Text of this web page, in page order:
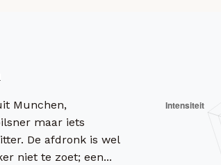
Munchen,
maar iets
De afdronk is wel
niet te zoet; een...